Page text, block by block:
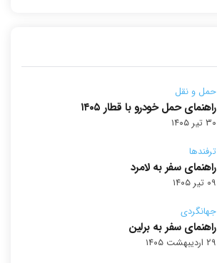
حمل و نقل
راهنمای حمل خودرو با قطار ۱۴۰۵
۳۰ تیر ۱۴۰۵
ترفندها
راهنمای سفر به لامرد
۰۹ تیر ۱۴۰۵
جهانگردی
راهنمای سفر به برلین
۲۹ اردیبهشت ۱۴۰۵